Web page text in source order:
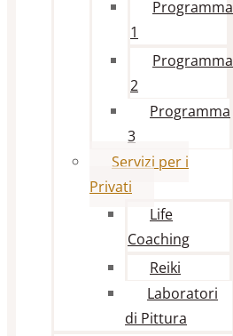
Programma
1
Programma
2
Programma
3
Servizi per i
Privati
Life
Coaching
Reiki
Laboratori
di Pittura